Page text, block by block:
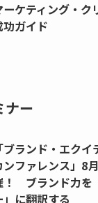
ーケティング・ク
功ガイド
ナー
「ブランド・エク
ンファレンス」8
！ ブランド力を
」に翻訳する